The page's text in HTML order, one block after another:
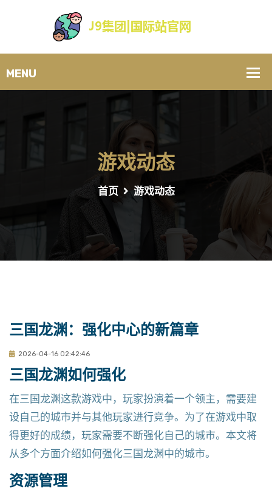
游戏动态
首页 游戏动态
三国龙渊：强化中心的新篇章
2026-04-16 02:42:46
三国龙渊如何强化
在三国龙渊这款游戏中，玩家扮演着一个领主，需要建
设自己的城市并与其他玩家进行竞争。为了在游戏中取
得更好的成绩，玩家需要不断强化自己的城市。本文将
从多个方面介绍如何强化三国龙渊中的城市。
资源管理